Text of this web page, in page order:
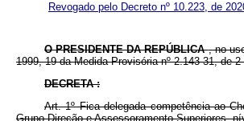
Revogado pelo Decreto nº 10.223, de
O PRESIDENTE DA REPÚBLICA, no
1999, 19 da Medida Provisória nº 2.143-31, de
DECRETA:
Art. 1º Fica delegada competência ao
Grupo-Direção e Assessoramento Superiores,